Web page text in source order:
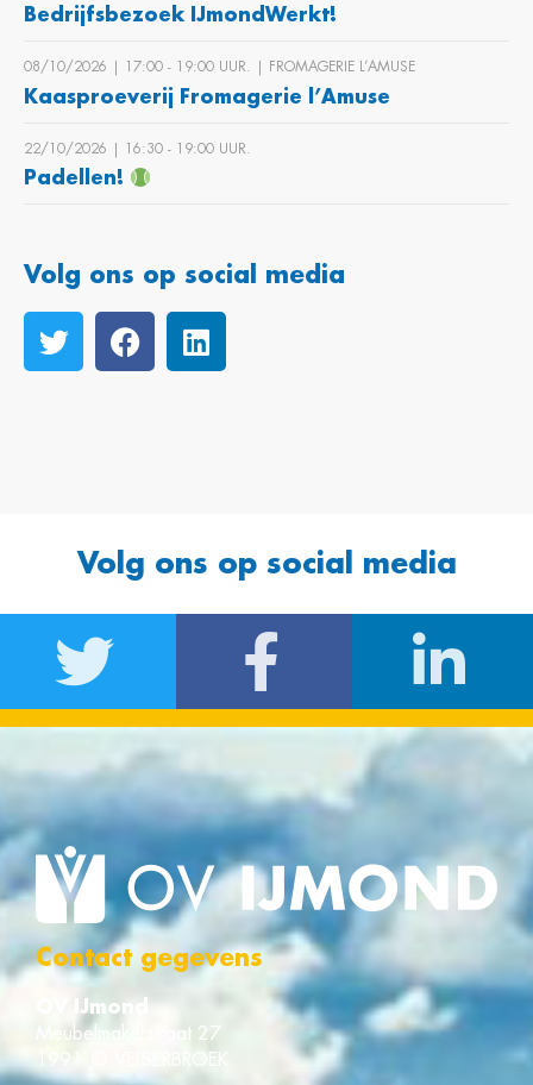
Bedrijfsbezoek IJmondWerkt!
08/10/2026 | 17:00 ‐ 19:00 UUR. | FROMAGERIE L’AMUSE
Kaasproeverij Fromagerie l’Amuse
22/10/2026 | 16:30 ‐ 19:00 UUR.
Padellen!
Volg ons op social media
Volg ons op social media
Contact gegevens
OV IJmond
Meubelmakerstraat 27
1991 JD VELSERBROEK